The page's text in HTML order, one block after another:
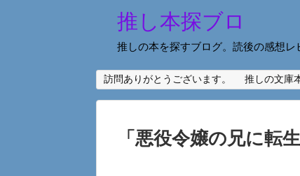
推し本探ブロ
推しの本を探すブログ。読後の感想レ
訪問ありがとうございます。 推しの文庫
「 悪役令嬢の兄に転